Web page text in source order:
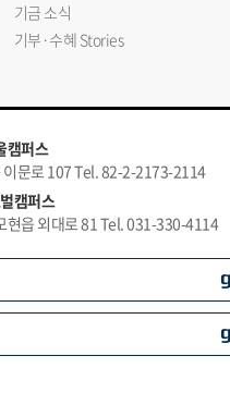
기금 소식
기부·수혜 Stories
캠퍼스
문로 107 Tel. 82-2-2173-2114
캠퍼스
현읍 외대로 81 Tel. 031-330-4114